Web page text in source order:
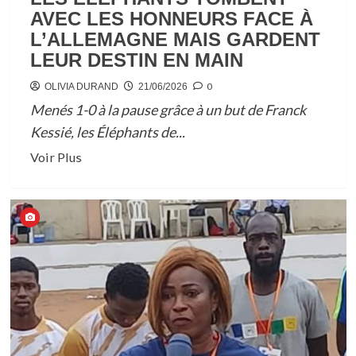
CERTIFICATS
AVEC LES HONNEURS FACE À
L’ALLEMAGNE MAIS GARDENT
LEUR DESTIN EN MAIN
OLIVIA DURAND 21/06/2026 0
Menés 1-0 à la pause grâce à un but de Franck
Kessié, les Éléphants de...
Voir PlusEn
LES
TOMBENT
AVEC
LES
HONNEURS